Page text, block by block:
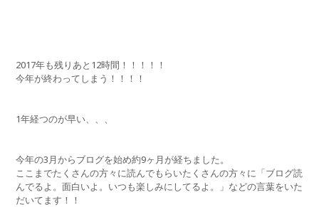
2017年も残りあと12時間！！！！！
今年が終わってしまう！！！！
1年経つのが早い、、、
今年の3月からブログを始め約9ヶ月が経ちました。
ここまでたくさんの方々に読んでもらいたくさんの方々に「ブログ読
んでるよ。面白いよ。いつも楽しみにしてるよ。」などの言葉をいた
だいてます！！